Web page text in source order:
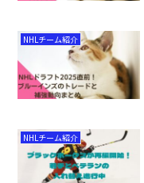
NHLチーム紹介
NHLチーム紹介